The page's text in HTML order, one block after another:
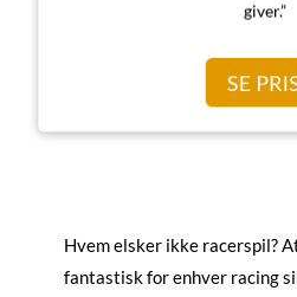
giver.”
SE
Hvem elsker ikke racerspil?
fantastisk for enhver racing